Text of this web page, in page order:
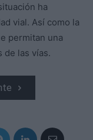
ha
vial. Así como la
permitan una
de las vías.